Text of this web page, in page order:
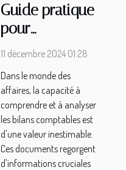
Guide pratique
pour
télécharger et
bilans
comptables
11 décembre 2024 01:28
Dans le monde des
affaires, la capacité à
comprendre et à analyser
les bilans comptables est
d'une valeur inestimable.
Ces documents regorgent
d'informations cruciales